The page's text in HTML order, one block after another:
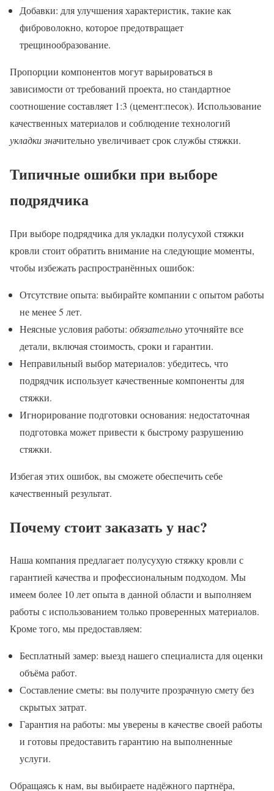
Добавки: для улучшения характеристик, такие как
фиброволокно, которое предотвращает
трещинообразование.
Пропорции компонентов могут варьироваться в
зависимости от требований проекта, но стандартное
соотношение составляет 1:3 (цемент:песок). Использование
качественных материалов и соблюдение технологий
укладки значительно увеличивает срок службы стяжки.
Типичные ошибки при выборе
подрядчика
При выборе подрядчика для укладки полусухой стяжки
кровли стоит обратить внимание на следующие моменты,
чтобы избежать распространённых ошибок:
Отсутствие опыта: выбирайте компании с опытом работы
не менее 5 лет.
Неясные условия работы: обязательноуточняйте все
детали, включая стоимость, сроки и гарантии.
Неправильный выбор материалов: убедитесь, что
подрядчик использует качественные компоненты для
стяжки.
Игнорирование подготовки основания: недостаточная
подготовка может привести к быстрому разрушению
стяжки.
Избегая этих ошибок, вы сможете обеспечить себе
качественный результат.
Почему стоит заказать у нас?
Наша компания предлагает полусухую стяжку кровли с
гарантией качества и профессиональным подходом. Мы
имеем более 10 лет опыта в данной области и выполняем
работы с использованием только проверенных материалов.
Кроме того, мы предоставляем:
Бесплатный замер: выезд нашего специалиста для оценки
объёма работ.
Составление сметы: вы получите прозрачную смету без
скрытых затрат.
Гарантия на работы: мы уверены в качестве своей работы
и готовы предоставить гарантию на выполненные
услуги.
Обращаясь к нам, вы выбираете надёжного партнёра,